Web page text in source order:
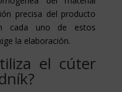
precisa del producto
cada uno de estos
la elaboración.
el cúter